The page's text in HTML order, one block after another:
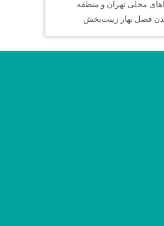
محلی تهران و منطقه
فصل بهار زینت‌بخش